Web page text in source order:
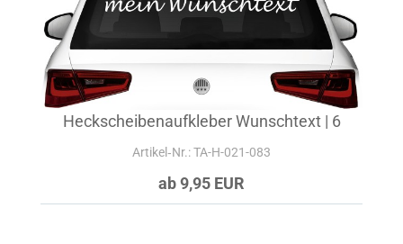
Heckscheibenaufkleber Wunschtext | 6
Artikel‑Nr.: TA-H-021-083
ab 9,95 EUR